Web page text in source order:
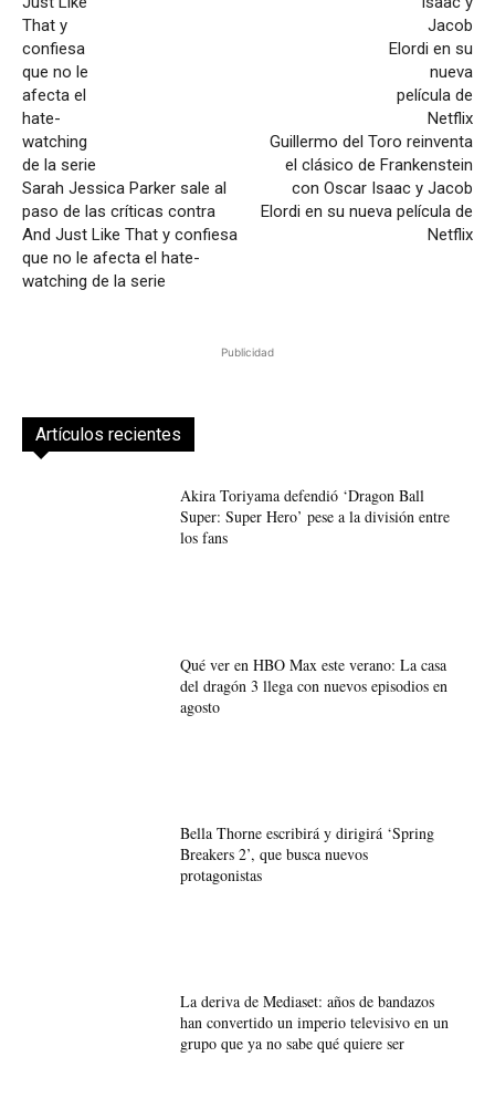
Sarah Jessica Parker sale al
paso de las críticas contra
And Just Like That y confiesa
que no le afecta el hate-
watching de la serie
Guillermo del Toro reinventa
el clásico de Frankenstein
con Oscar Isaac y Jacob
Elordi en su nueva película de
Netflix
Publicidad
Artículos recientes
Akira Toriyama defendió ‘Dragon Ball
Super: Super Hero’ pese a la división entre
los fans
Qué ver en HBO Max este verano: La casa
del dragón 3 llega con nuevos episodios en
agosto
Bella Thorne escribirá y dirigirá ‘Spring
Breakers 2’, que busca nuevos
protagonistas
La deriva de Mediaset: años de bandazos
han convertido un imperio televisivo en un
grupo que ya no sabe qué quiere ser